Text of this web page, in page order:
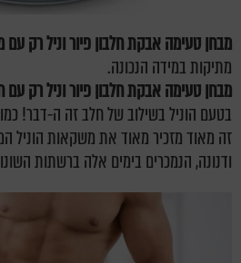
מבחן טעימה אבקת חלבון פיור וניל רק עם
מתיקות במידה הנכונה.
מבחן טעימה אבקת חלבון פיור וניל רק עם
בטעם הוניל בשילוב של חלב זה ה-דבר!
זה מאוד מזכיר מאוד את משקאות הוניל
ודנונה, הנמכרים בימים אלה ברשתות